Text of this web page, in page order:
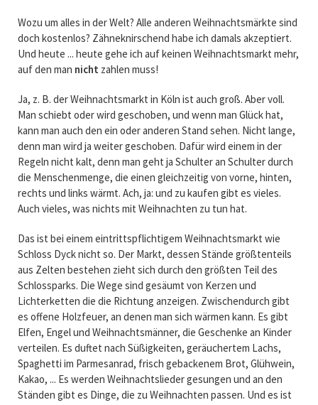
Wozu um alles in der Welt? Alle anderen Weihnachtsmärkte sind
doch kostenlos? Zähneknirschend habe ich damals akzeptiert.
Und heute ... heute gehe ich auf keinen Weihnachtsmarkt mehr,
auf den man nicht zahlen muss!
Ja, z. B. der Weihnachtsmarkt in Köln ist auch groß. Aber voll.
Man schiebt oder wird geschoben, und wenn man Glück hat,
kann man auch den ein oder anderen Stand sehen. Nicht lange,
denn man wird ja weiter geschoben. Dafür wird einem in der
Regeln nicht kalt, denn man geht ja Schulter an Schulter durch
die Menschenmenge, die einen gleichzeitig von vorne, hinten,
rechts und links wärmt. Ach, ja: und zu kaufen gibt es vieles.
Auch vieles, was nichts mit Weihnachten zu tun hat.
Das ist bei einem eintrittspflichtigem Weihnachtsmarkt wie
Schloss Dyck nicht so. Der Markt, dessen Stände größtenteils
aus Zelten bestehen zieht sich durch den größten Teil des
Schlossparks. Die Wege sind gesäumt von Kerzen und
Lichterketten die die Richtung anzeigen. Zwischendurch gibt
es offene Holzfeuer, an denen man sich wärmen kann. Es gibt
Elfen, Engel und Weihnachtsmänner, die Geschenke an Kinder
verteilen. Es duftet nach Süßigkeiten, geräuchertem Lachs,
Spaghetti im Parmesanrad, frisch gebackenem Brot, Glühwein,
Kakao, ... Es werden Weihnachtslieder gesungen und an den
Ständen gibt es Dinge, die zu Weihnachten passen. Und es ist